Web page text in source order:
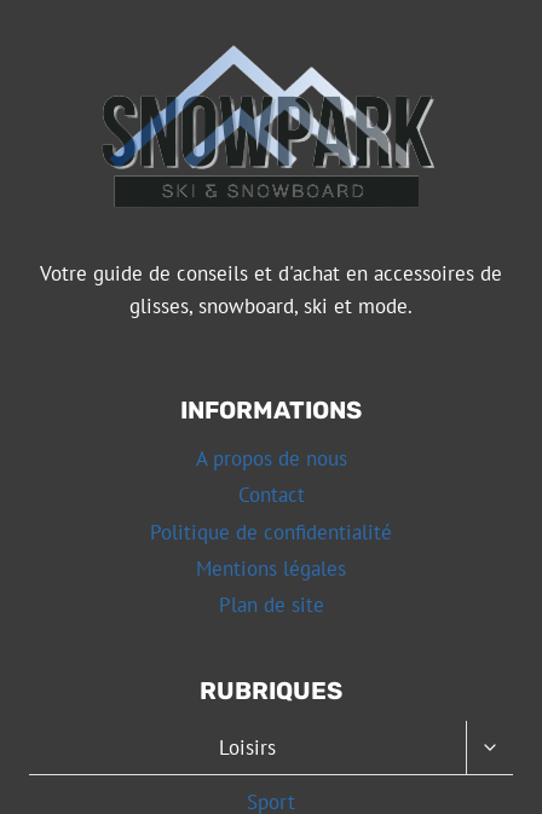
Votre guide de conseils et d'achat en accessoires de
glisses, snowboard, ski et mode.
INFORMATIONS
A propos de nous
Contact
Politique de confidentialité
Mentions légales
Plan de site
RUBRIQUES
Loisirs
Sport